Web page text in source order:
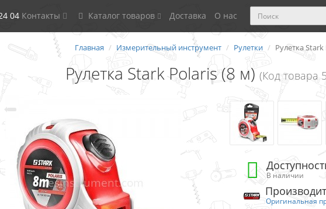
04 Контакты Каталог товаров Доставка О нас
Главная Измерительный инструмент Рулетки Рулетка
Рулетка Stark Polaris (8 м) (Код товара
В наличии
Оригинальная